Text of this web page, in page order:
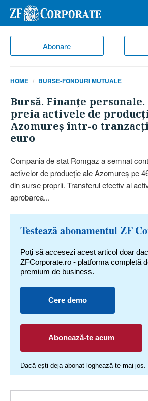
Abonare
HOME BURSE-FONDURI MUTUALE
Bursă. Finanţe personale.
preia activele de
Azomureş într-o
euro
Compania de stat Romgaz a semnat
activelor de producţie ale Azomureş pe
din surse proprii. Transferul efectiv al
aprobarea...
Testează abonamentul ZF
Poți să accesezi acest articol doar
ZFCorporate.ro - platforma completă
premium de business.
Cere demo
Abonează-te acum
Dacă ești deja abonat loghează-te mai jos.